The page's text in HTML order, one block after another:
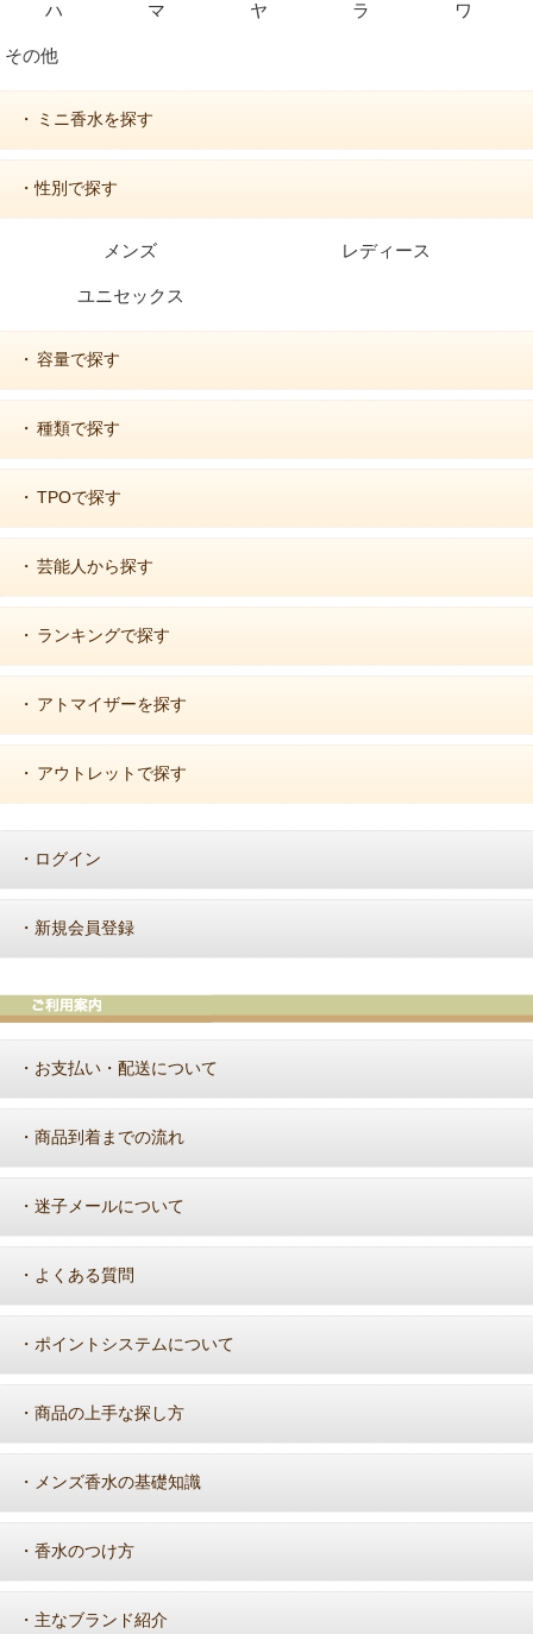
ハ マ ヤ ラ ワ
その他
・ ミニ香水を探す
・性別で探す
メンズ レディース
ユニセックス
・ 容量で探す
・ 種類で探す
・ TPOで探す
・ 芸能人から探す
・ ランキングで探す
・ アトマイザーを探す
・ アウトレットで探す
・ ログイン
・ 新規会員登録
・ お支払い・配送について
・ 商品到着までの流れ
・ 迷子メールについて
・ よくある質問
・ ポイントシステムについて
・ 商品の上手な探し方
・ メンズ香水の基礎知識
・ 香水のつけ方
・ 主なブランド紹介